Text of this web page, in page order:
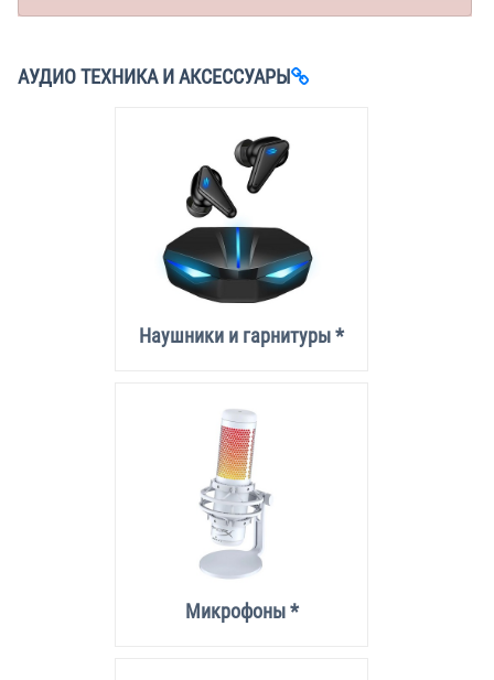
АУДИО ТЕХНИКА И АКСЕССУАРЫ
Наушники и гарнитуры *
Микрофоны *